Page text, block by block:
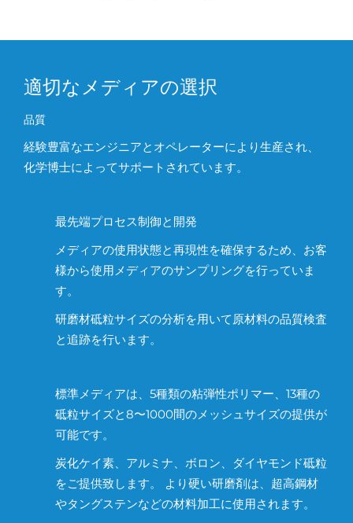
適切なメディアの選択
品質
経験豊富なエンジニアとオペレーターにより生産され、
化学博士によってサポートされています。
最先端プロセス制御と開発
メディアの使用状態と再現性を確保するため、お客
様から使用メディアのサンプリングを行っていま
す。
研磨材砥粒サイズの分析を用いて原材料の品質検査
と追跡を行います。
標準メディアは、5種類の粘弾性ポリマー、13種の
砥粒サイズと8〜1000間のメッシュサイズの提供が
可能です。
炭化ケイ素、アルミナ、ボロン、ダイヤモンド砥粒
をご提供致します。 より硬い研磨剤は、超高鋼材
やタングステンなどの材料加工に使用されます。